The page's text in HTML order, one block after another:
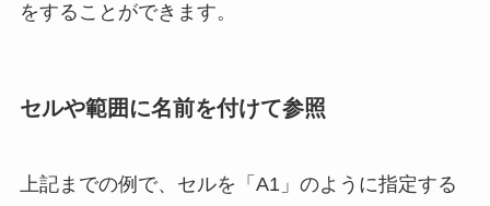
をすることができます。
セルや範囲に名前を付けて参照
上記までの例で、セルを「A1」のように指定する